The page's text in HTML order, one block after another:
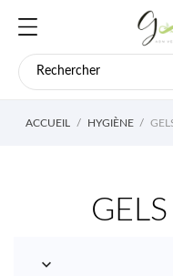
ACCUEIL HYGIÈNE
